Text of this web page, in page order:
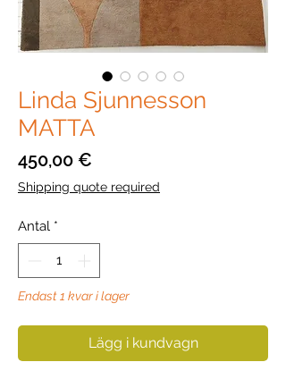
Linda Sjunnesson
MATTA
450,00 €
Shipping quote required
Antal *
Endast 1 kvar i lager
Lägg i kundvagn